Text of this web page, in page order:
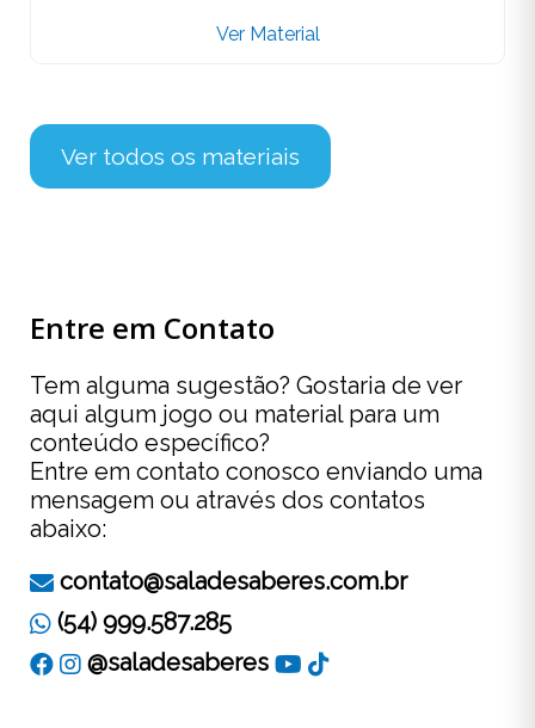
Ver Material
Ver todos os materiais
Entre em Contato
Tem alguma sugestão? Gostaria de ver
aqui algum jogo ou material para um
conteúdo específico?
Entre em contato conosco enviando uma
mensagem ou através dos contatos
abaixo:
contato@saladesaberes.com.br
(54) 999.587.285
@saladesaberes